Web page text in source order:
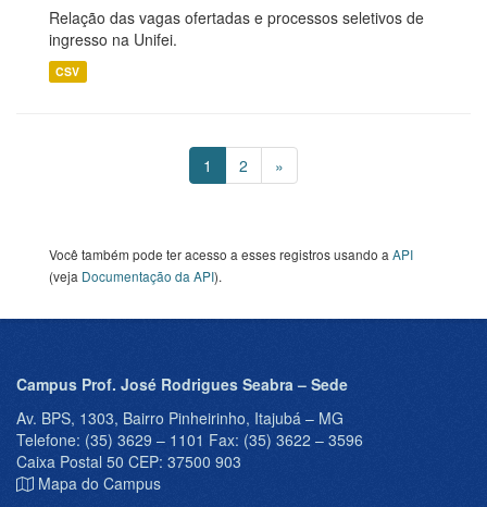
Relação das vagas ofertadas e processos seletivos de
ingresso na Unifei.
CSV
1 2 »
Você também pode ter acesso a esses registros usando a API
(veja Documentação da API).
Campus Prof. José Rodrigues Seabra – Sede
Av. BPS, 1303, Bairro Pinheirinho, Itajubá – MG
Telefone: (35) 3629 – 1101 Fax: (35) 3622 – 3596
Caixa Postal 50 CEP: 37500 903
Mapa do Campus